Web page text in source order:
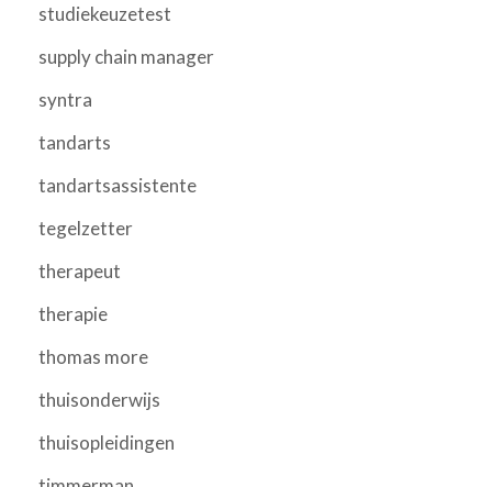
studiekeuzetest
supply chain manager
syntra
tandarts
tandartsassistente
tegelzetter
therapeut
therapie
thomas more
thuisonderwijs
thuisopleidingen